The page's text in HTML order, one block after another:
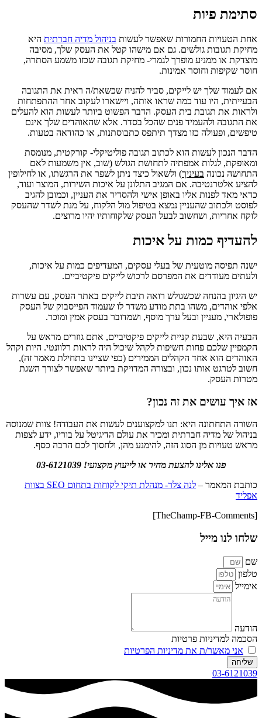
סתימת פיות
אחת הטעויות החמורות שאפשר לעשות בניהול מדיה חברתית היא
מחיקת תגובות גולשים. גם אם מישהו קטל את העסק שלך, מסיבה
מוצדקת או ממניע מופרך לגמרי- מחיקת תגובה שכזו משמע הסתרה,
חוסר שקיפות וחוסר אמינות.
אם לעמוד שלך יש לייקים, סביר להניח שכשאת/ה ראית את התגובה
הבעייתית, היו עוד כמה שראו אותה, ויישארו לעקוב אחר ההתפתחות
ולראות את תגובת בית העסק. הדבר הפשוט ביותר לעשות הוא להעלים
את התגובה ולהעמיד פנים שהכל בסדר. אלא שהאוהדים שלך אינם
טיפשים, ופעולה כזו מצדך תיתפס כתבוסתנות, או כהודאה בטעות.
הדבר הנכון לעשות הוא לכתוב תגובה פוליטיקלי- קורקטית, מנומסת
ומאופקת, לגלות אמפתיה לתחושת הגולש (שוב, אין משמעות לאם
התחושה נכונה בעיניך) ולשאול כיצד ניתן לשפר את הרגשתו, או לחילופין
להציע אלטרנטיבה. אם המגיב התלונן על איכות השירות, המוצר ועוד,
כדאי מאד לפנות אליו באופן אישי ולהסדיר את העניין, וכמובן להגיב
לפוסט ולכתוב שהעניין נמצא בטיפול מול הלקוח, על מנת לשדר שהעסק
לוקח אחריות, ושחשוב לבעל העסק שלקוחותיו יהיו מרוצים.
להעדיף כמות על איכות
ישנה תפיסה מוטעית של בעלי עסקים, המעדיפים כמות על איכות,
ולעתים מעודדים את המפרסם לרכוש לייקים פיקטיביים.
יש היגיון בהנחה שכשגולש רואה תיבת לייקים באתר העסק, עם עשרות
אלפי אוהדים, משהו בתת מודע משדר לו שעמוד הפייסבוק של העסק
פופולארי, מעניין ובעל ערך מוסף, ושמדובר בעסק אמין ומוכר.
הבעיה היא, שבעת קניית לייקים פיקטיביים, אתם גוזרים מראש על
הקמפיין שלכם פחות חשיפות לקהל שיכול היה לראות רלוונטי. היות וקהל
האוהדים הוא אחד הקהלים הממירים (כפי שציינו בתחילת מאמר זה),
חשוב לטרגט אותו נכון, ובצורה המדויקת ביותר שאפשר לצורך השגת
מטרות העסק.
אז איך עושים את זה נכון?
השורה התחתונה היא: תנו למקצוענים לעשות את העבודה! צוות שמנוסה
בניהול של מדיה חברתית ומכיר את עולם הדיגיטל על בוריו, ידע לצפות
מראש טעויות מן הסוג הזה, להימנע מהן, ולחסוך לכם הרבה כסף.
פנו אלינו להצעת מחיר או לייעוץ מקצועי! 03-6121039
כותבת המאמר –
לנה צלר- מנהלת תיקי לקוחות בתחום SEO בצוות
אפליד
[TheChamp-FB-Comments]
שלחו לנו מייל
שם
טלפון
אימייל
הודעה
הסכמה למדיניות פרטיות
אני מאשר/ת את מדיניות הפרטיות
שליחה
03-6121039